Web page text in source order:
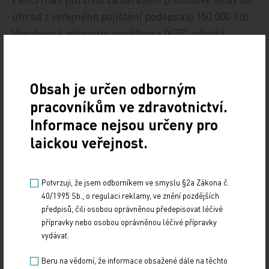
úhrad z veřejného pojištění podepsalo 150.000 lidí.
Všeobecná zdravotní pojišťovna (VZP) odmítá
pražské centrum prý léčí dráž než mnichovské
centrum, kam VZP nemocné s rakovinou posílá.
Dvěma žalobami na VZP se zabývá Rozhodčí soud,
VZP se domáhá uznání neplatnosti smlouvy o
smlouvě budoucí u civilního soudu. Kauzu řeší
pokusu o zneužití pravomoci veřejného činitele.
VZP zatěžuje také řešení projektu IZIP. Za deset let
do něj dala 1,7 miliardy. Správní rada schválila
projektu IZIP od menšinového vlastníka za 59
Obsah je určen odborným
pracovníkům ve zdravotnictví.
Informace nejsou určeny pro
laickou veřejnost.
Potvrzuji, že jsem odborníkem ve smyslu §2a Zákona č.
40/1995 Sb., o regulaci reklamy, ve znění pozdějších
předpisů, čili osobou oprávněnou předepisovat léčivé
přípravky nebo osobou oprávněnou léčivé přípravky
vydávat.
Beru na vědomí, že informace obsažené dále na těchto